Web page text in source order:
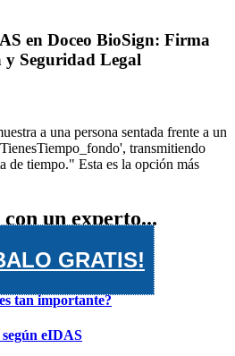
en Doceo BioSign: Firma
y Seguridad Legal
un experto...
GRATIS!
tan importante?
eIDAS